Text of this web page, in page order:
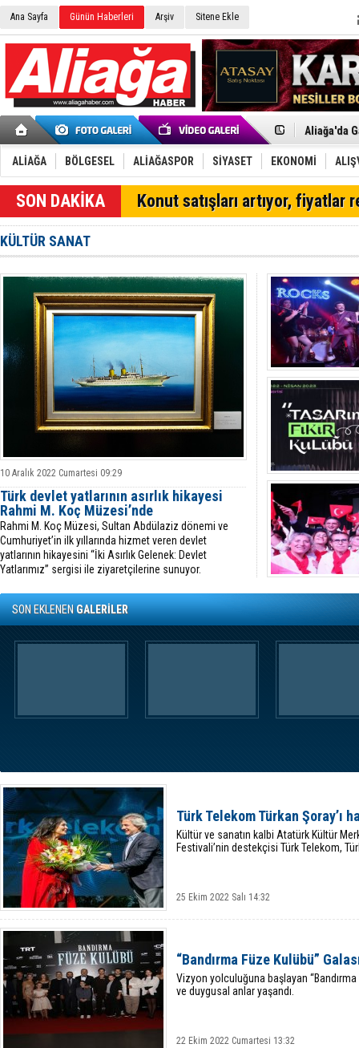
Ana Sayfa Günün Haberleri Arşiv Sitene Ekle
Menemen
Furkan
Chp
AK Parti
SOCAR
Trafiği
Alto,
Chp
Dikili'de
Aliağa-
ALİAĞA BÖLGESEL ALİAĞASPOR SİYASET EKONOMİ
SON DAKİKA Konut satışları artıyor, fiyatlar
KÜLTÜR SANAT
10 Aralık 2022 Cumartesi 09:29
Türk devlet yatlarının asırlık hikayesi
Rahmi M. Koç Müzesi’nde
Rahmi M. Koç Müzesi, Sultan Abdülaziz dönemi ve
Cumhuriyet’in ilk yıllarında hizmet veren devlet
yatlarının hikayesini “İki Asırlık Gelenek: Devlet
Yatlarımız” sergisi ile ziyaretçilerine sunuyor.
SON EKLENENGALERİLER
Türk Telekom Türkan Şoray’ı
Kültür ve sanatın kalbi Atatürk Kültür
Festivali’nin destekçisi Türk Telekom,
25 Ekim 2022 Salı 14:32
“Bandırma Füze Kulübü”
Vizyon yolculuğuna başlayan
ve duygusal anlar yaşandı.
22 Ekim 2022 Cumartesi 13:32